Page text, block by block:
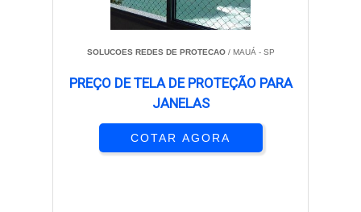
SOLUCOES REDES DE PROTECAO/ MAUÁ - SP
PREÇO DE TELA DE PROTEÇÃO PARA
JANELAS
COTAR AGORA